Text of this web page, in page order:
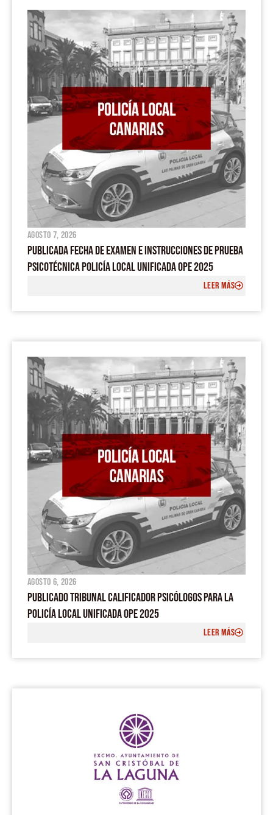
b
o
o
k
u
b
e
s
a
p
p
o
a
g
r
a
m
agosto 7, 2026
PUBLICADA FECHA DE EXAMEN E INSTRUCCIONES DE PRUEBA
PSICOTÉCNICA POLICÍA LOCAL UNIFICADA OPE 2025
LEER MÁS
agosto 6, 2026
PUBLICADO TRIBUNAL CALIFICADOR PSICÓLOGOS PARA LA
POLICÍA LOCAL UNIFICADA OPE 2025
LEER MÁS